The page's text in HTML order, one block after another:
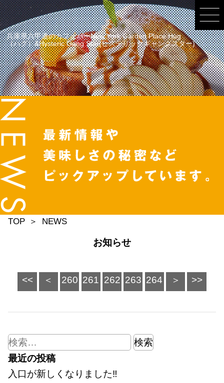
兵庫県六甲道のカフェバーNew York Garden Place Hug
（ハグ）&Hysteric Gang Star(ヒステリックギャングスター)
TOP NEWS
お知らせ
<< ＜ 260 261 262 263 264 ＞ >>
検
索:
最近の投稿
入口が新しくなりました‼